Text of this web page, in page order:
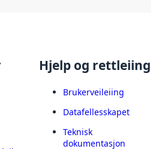
Hjelp og rettleiing
Brukerveileiing
Datafellesskapet
Teknisk
dokumentasjon